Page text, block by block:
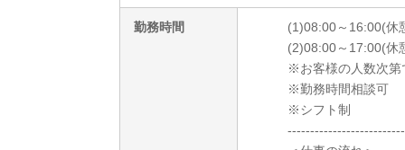
勤務時間
(1)08:00～16:00(休
(2)08:00～17:00(休
※お客様の人数次第
※勤務時間相談可
※シフト制